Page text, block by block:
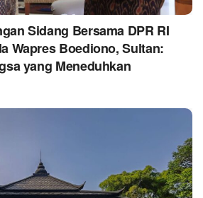
Sidang Bersama DPR RI
Wapres Boediono, Sultan:
yang Meneduhkan